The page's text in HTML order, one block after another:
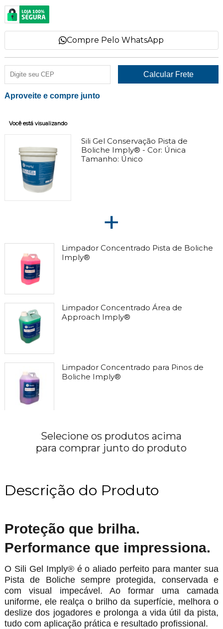
Compre Pelo WhatsApp
Aproveite e compre junto
Você está visualizando
Sili Gel Conservação Pista de
Boliche Imply® - Cor: Única
Tamanho: Único
+
Limpador Concentrado Pista de Boliche
Imply®
Limpador Concentrado Área de
Approach Imply®
Limpador Concentrado para Pinos de
Boliche Imply®
Approach Imply®
Rodo de Espuma Imply ®
Selecione os produtos acima
para comprar junto do produto
Descrição do Produto
Proteção que brilha.
Performance que impressiona.
O Sili Gel Imply® é o aliado perfeito para manter sua
Pista de Boliche sempre protegida, conservada e
com visual impecável. Ao formar uma camada
uniforme, ele realça o brilho da superfície, melhora o
deslize dos jogadores e prolonga a vida útil da pista,
tudo com aplicação prática e resultado profissional.